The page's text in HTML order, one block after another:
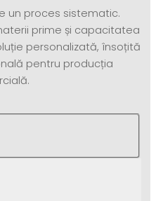
un proces sistematic.
prime și capacitatea
personalizată, însoțită
pentru producția